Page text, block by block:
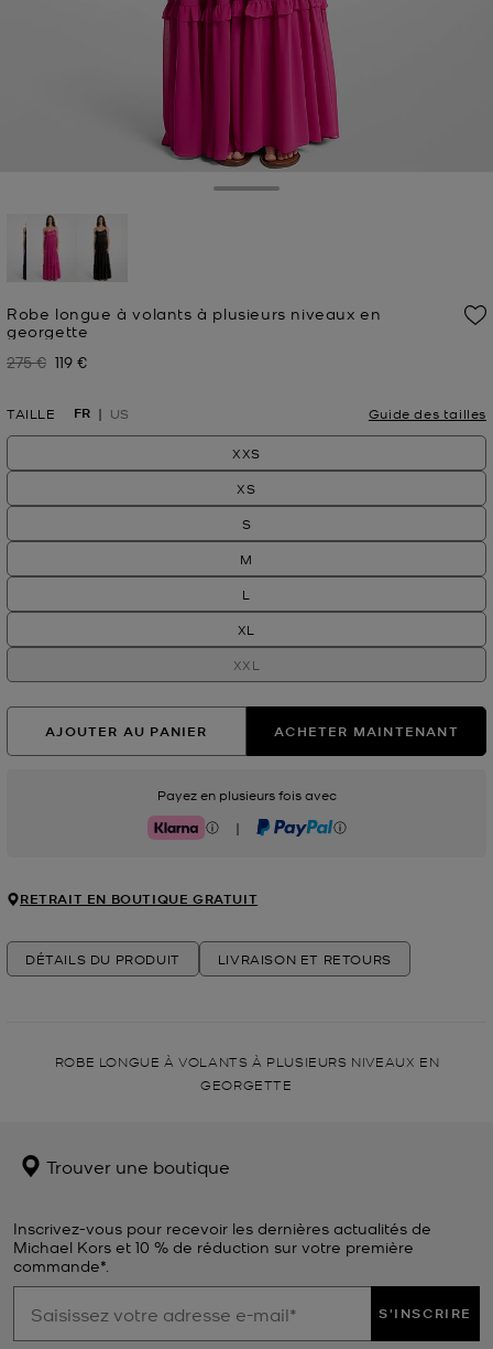
Robe longue à volants à plusieurs niveaux en
georgette
Prix initial
275 € Prix actuel
119 €
TAILLE FR US Guide des tailles
XXS
XS
S
M
L
XL
XXL
AJOUTER AU PANIER ACHETER MAINTENANT
Payez en plusieurs fois avec
Klarna | PayPal
RETRAIT EN BOUTIQUE GRATUIT
DÉTAILS DU PRODUIT LIVRAISON ET RETOURS
ROBE LONGUE À VOLANTS À PLUSIEURS NIVEAUX EN
GEORGETTE
Trouver une boutique
Inscrivez-vous pour recevoir les dernières actualités de
Michael Kors et 10 % de réduction sur votre première
commande*.
S'INSCRIRE